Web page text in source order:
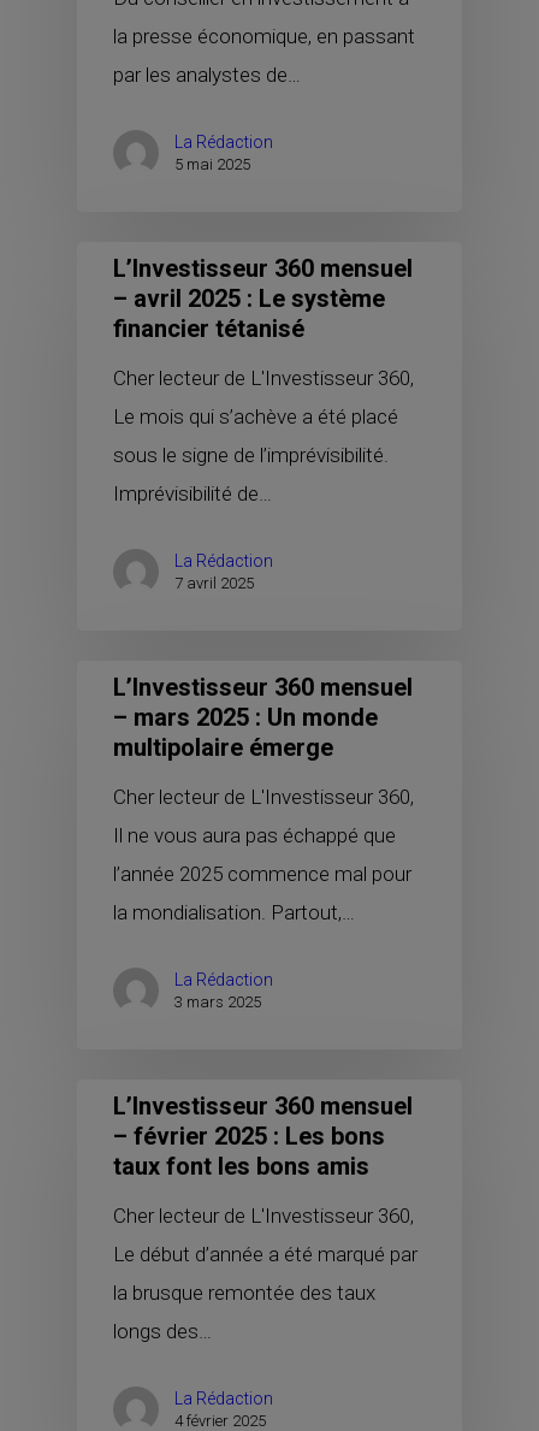
la presse économique, en passant
par les analystes de…
La Rédaction
5 mai 2025
L’Investisseur 360 mensuel
– avril 2025 : Le système
financier tétanisé
Cher lecteur de L'Investisseur 360,
Le mois qui s’achève a été placé
sous le signe de l’imprévisibilité.
Imprévisibilité de…
La Rédaction
7 avril 2025
L’Investisseur 360 mensuel
– mars 2025 : Un monde
multipolaire émerge
Cher lecteur de L'Investisseur 360,
Il ne vous aura pas échappé que
l’année 2025 commence mal pour
la mondialisation. Partout,…
La Rédaction
3 mars 2025
L’Investisseur 360 mensuel
– février 2025 : Les bons
taux font les bons amis
Cher lecteur de L'Investisseur 360,
Le début d’année a été marqué par
la brusque remontée des taux
longs des…
La Rédaction
4 février 2025